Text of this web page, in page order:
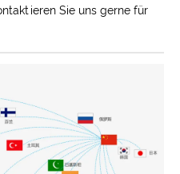
Sie uns gerne für